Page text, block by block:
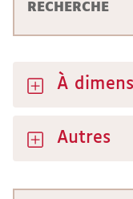
RECHERCHE
À
Autres